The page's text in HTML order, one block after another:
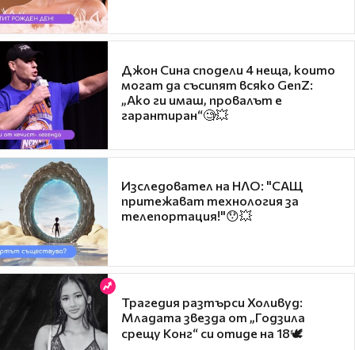
Джон Сина сподели 4 неща, които
могат да съсипят всяко GenZ:
„Ако ги имаш, провалът е
гарантиран“🧐💥
Изследовател на НЛО: "САЩ
притежават технология за
телепортация!"😯💥
Трагедия разтърси Холивуд:
Младата звезда от „Годзила
срещу Конг“ си отиде на 18🕊️